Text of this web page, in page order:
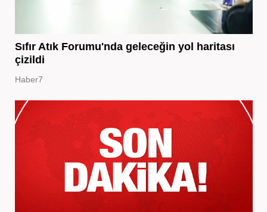
Sıfır Atık Forumu'nda geleceğin yol haritası
çizildi
Haber7